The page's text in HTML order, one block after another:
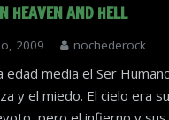
HEAVEN AND HELL
2009 nochederock
edad media el Ser
y el miedo. El cielo era